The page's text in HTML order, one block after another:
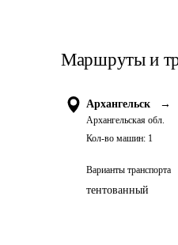
Маршруты и
Архангельск →
Архангельская обл.
Кол-во машин: 1
Варианты транспорта
тентованный